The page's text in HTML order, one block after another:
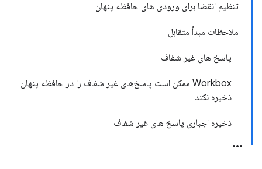
تنظیم انقضا برای ورودی های حافظه پنهان
ملاحظات مبدأ متقابل
پاسخ های غیر شفاف
Workbox ممکن است پاسخ‌های غیر شفاف را در حافظه پنهان
ذخیره نکند
ذخیره اجباری پاسخ های غیر شفاف